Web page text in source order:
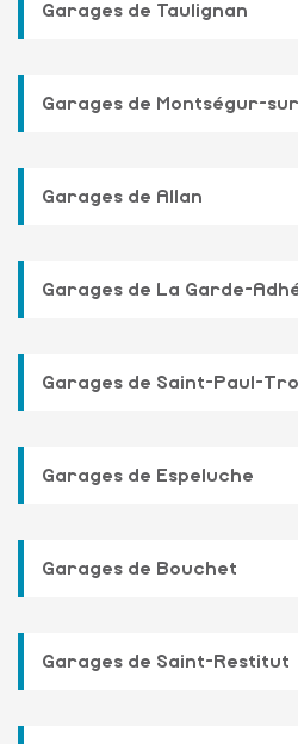
Garages de Taulignan
Garages de Montségur-
Garages de Allan
Garages de La Garde-
Garages de Saint-Paul-
Garages de Espeluche
Garages de Bouchet
Garages de Saint-Restitut